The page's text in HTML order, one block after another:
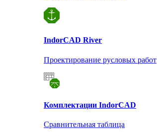
IndorCAD River
Проектирование русловых работ
Комплектации IndorCAD
Сравнительная таблица